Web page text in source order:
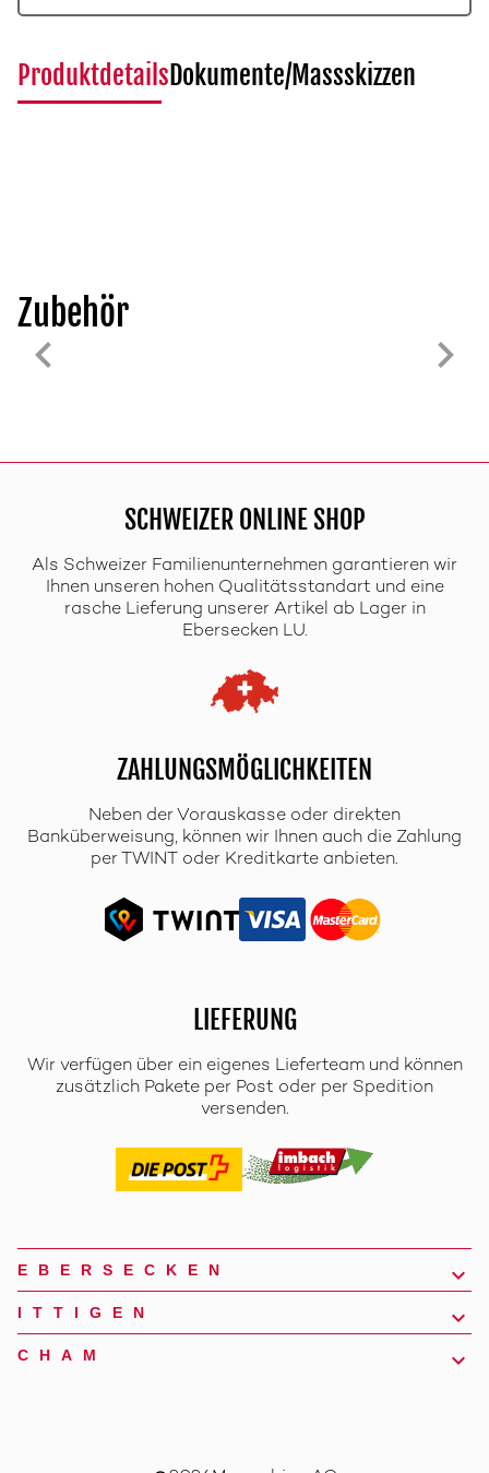
ProduktdetailsDokumente/Massskizzen
Zubehör
SCHWEIZER ONLINE SHOP
Als Schweizer Familienunternehmen garantieren wir
Ihnen unseren hohen Qualitätsstandart und eine
rasche Lieferung unserer Artikel ab Lager in
Ebersecken LU.
ZAHLUNGSMÖGLICHKEITEN
Neben der Vorauskasse oder direkten
Banküberweisung, können wir Ihnen auch die Zahlung
per TWINT oder Kreditkarte anbieten.
LIEFERUNG
Wir verfügen über ein eigenes Lieferteam und können
zusätzlich Pakete per Post oder per Spedition
versenden.
EBERSECKEN
ITTIGEN
CHAM